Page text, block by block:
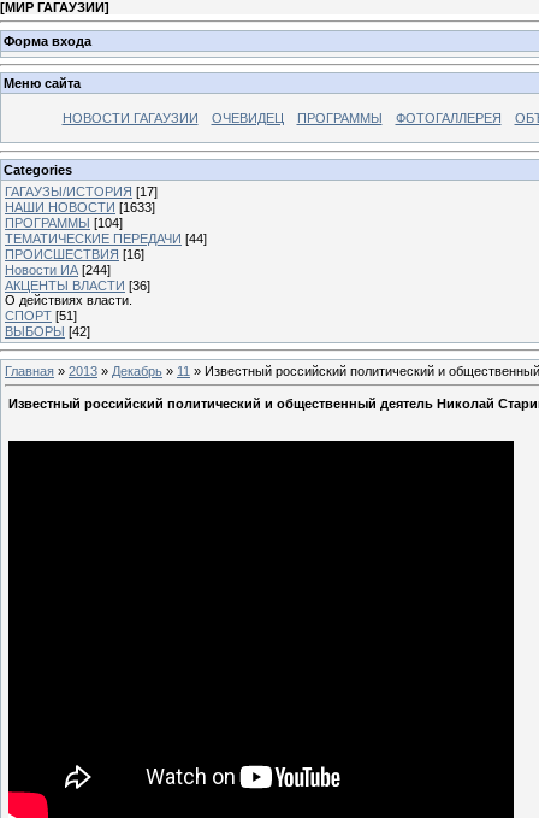
[МИР ГАГАУЗИИ]
Форма входа
Меню сайта
НОВОСТИ ГАГАУЗИИ ОЧЕВИДЕЦ ПРОГРАММЫ ФОТОГАЛЛЕРЕЯ
Categories
ГАГАУЗЫ/ИСТОРИЯ [17]
НАШИ НОВОСТИ [1633]
ПРОГРАММЫ [104]
ТЕМАТИЧЕСКИЕ ПЕРЕДАЧИ [44]
ПРОИСШЕСТВИЯ [16]
Новости ИА [244]
АКЦЕНТЫ ВЛАСТИ [36]
О действиях власти.
СПОРТ [51]
ВЫБОРЫ [42]
Главная » 2013 » Декабрь » 11 » Известный российский политический и
Известный российский политический и общественный деятель Николай